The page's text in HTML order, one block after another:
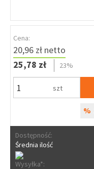
Cena:
20,96 zł netto
25,78 zł
23%
szt
%
Dostępność:
Średnia ilość
Wysyłka*: